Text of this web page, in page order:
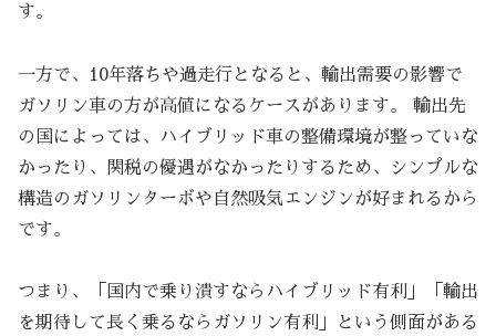
す。
一方で、10年落ちや過走行となると、輸出需要の影響で
ガソリン車の方が高値になるケースがあります。 輸出先
の国によっては、ハイブリッド車の整備環境が整っていな
かったり、関税の優遇がなかったりするため、シンプルな
構造のガソリンターボや自然吸気エンジンが好まれるから
です。
つまり、「国内で乗り潰すならハイブリッド有利」「輸出
を期待して長く乗るならガソリン有利」という側面がある